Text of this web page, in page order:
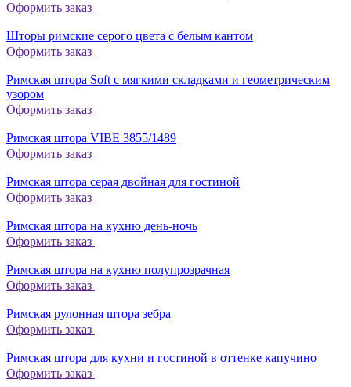
Оформить заказ
Шторы римские серого цвета с белым кантом
Оформить заказ
Римская штора Soft с мягкими складками и геометрическим
узором
Оформить заказ
Римская штора VIBE 3855/1489
Оформить заказ
Римская штора серая двойная для гостиной
Оформить заказ
Римская штора на кухню день-ночь
Оформить заказ
Римская штора на кухню полупрозрачная
Оформить заказ
Римская рулонная штора зебра
Оформить заказ
Римская штора для кухни и гостиной в оттенке капучино
Оформить заказ